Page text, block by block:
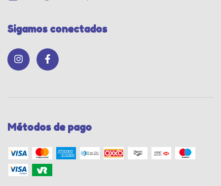
Sigamos conectados
Métodos de pago